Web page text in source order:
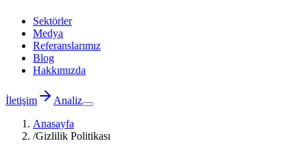
Sektörler
Medya
Referanslarımız
Blog
Hakkımızda
İletişim
Analiz
Anasayfa
/Gizlilik Politikası